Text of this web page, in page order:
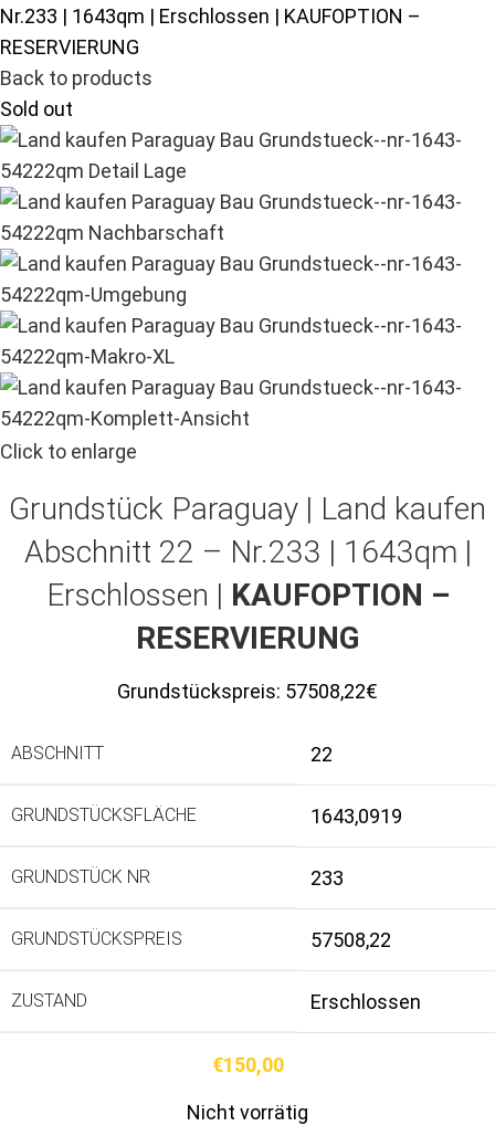
Nr.233 | 1643qm | Erschlossen | KAUFOPTION –
RESERVIERUNG
Back to products
Sold out
Click to enlarge
Grundstück Paraguay | Land kaufen
Abschnitt 22 – Nr.233 | 1643qm |
Erschlossen | KAUFOPTION –
RESERVIERUNG
Grundstückspreis: 57508,22€
ABSCHNITT 22
GRUNDSTÜCKSFLÄCHE 1643,0919
GRUNDSTÜCK NR 233
GRUNDSTÜCKSPREIS 57508,22
ZUSTAND Erschlossen
€150,00
Nicht vorrätig